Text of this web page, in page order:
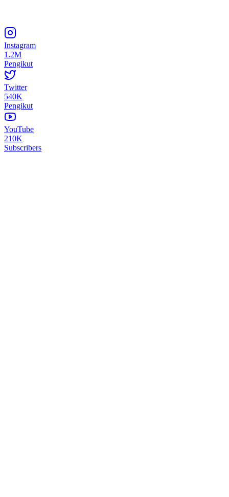
Instagram
1.2M
Pengikut
Twitter
540K
Pengikut
YouTube
210K
Subscribers